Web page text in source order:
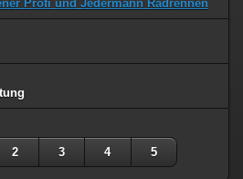
Profi und Jedermann Radrennen
2 3 4 5